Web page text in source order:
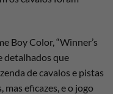
Boy Color, “Winner’s
detalhados que
de cavalos e pistas
mas eficazes, e o jogo